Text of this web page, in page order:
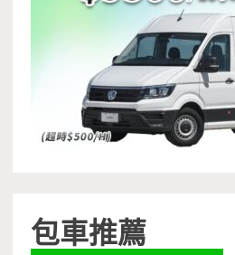
包車推薦